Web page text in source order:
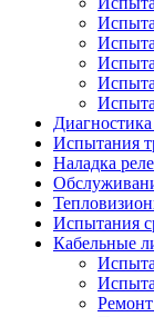
Испытания
Наладка
Испытания
Кабельные